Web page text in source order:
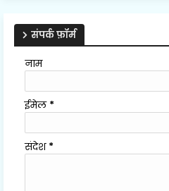
संपर्क फ़ॉर्म
नाम
ईमेल *
संदेश *